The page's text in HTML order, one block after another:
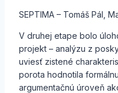
SEPTIMA – Tomáš Pál,
V druhej etape bolo
projekt – analýzu z
uviesť zistené
porota hodnotila
argumentačnú úroveň